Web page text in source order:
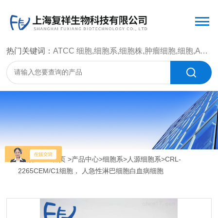
热门关键词：ATCC 细胞,细胞系,细胞株,肿瘤细胞,细胞,ATCC 菌种，CMCC 菌种，标准菌株，质控菌种，微生物菌种，菌株，菌种
当前位置：首页>产品中心>细胞系>人源细胞系>CRL-
2265CEM/C1细胞， 人急性淋巴细胞白血病细胞